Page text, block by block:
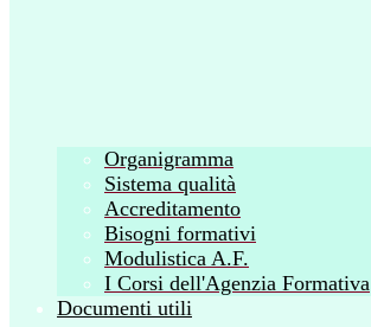
Organigramma
Sistema qualità
Accreditamento
Bisogni formativi
Modulistica A.F.
I Corsi dell'Agenzia Formativa
Documenti utili